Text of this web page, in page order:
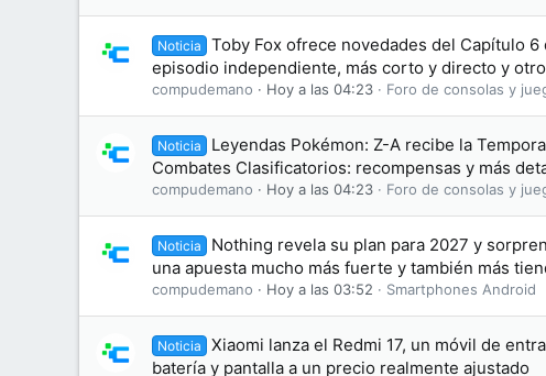
Noticia
Toby Fox ofrece novedades del Capítulo 6
episodio independiente, más corto y directo y
compudemano Hoy a las 04:23 Foro de consolas y
Noticia
Leyendas Pokémon: Z-A recibe la
Combates Clasificatorios: recompensas y más
compudemano Hoy a las 04:23 Foro de consolas y
Noticia
Nothing revela su plan para 2027 y
una apuesta mucho más fuerte y también más
compudemano Hoy a las 03:52 Smartphones Android
Noticia
Xiaomi lanza el Redmi 17, un móvil de
batería y pantalla a un precio realmente ajustado